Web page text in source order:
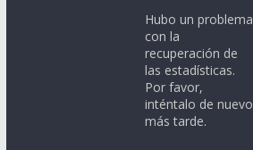
Hubo un problema
con la
recuperación de
las estadísticas.
Por favor,
inténtalo de nuevo
más tarde.